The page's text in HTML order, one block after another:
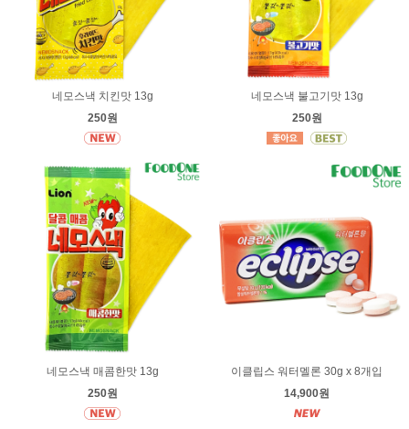
네모스낵 치킨맛 13g
250원
네모스낵 불고기맛 13g
250원
네모스낵 매콤한맛 13g
250원
이클립스 워터멜론 30g x 8개입
14,900원